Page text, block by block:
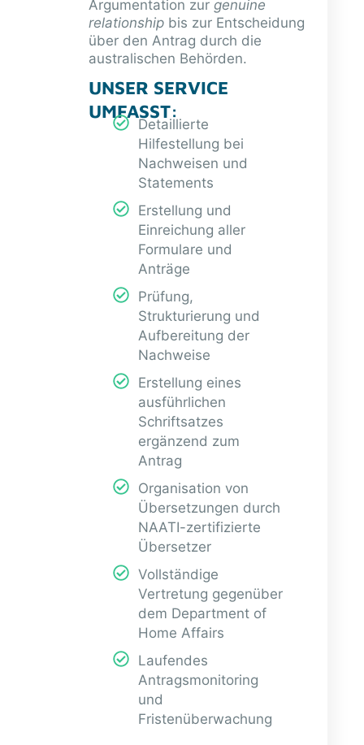
Argumentation zur genuine
relationshipbis zur Entscheidung
über den Antrag durch die
australischen Behörden.
UNSER SERVICE
UMFASST:
Detaillierte
Hilfestellung bei
Nachweisen und
Statements
Erstellung und
Einreichung aller
Formulare und
Anträge
Prüfung,
Strukturierung und
Aufbereitung der
Nachweise
Erstellung eines
ausführlichen
Schriftsatzes
ergänzend zum
Antrag
Organisation von
Übersetzungen durch
NAATI-zertifizierte
Übersetzer
Vollständige
Vertretung gegenüber
dem Department of
Home Affairs
Laufendes
Antragsmonitoring
und
Fristenüberwachung